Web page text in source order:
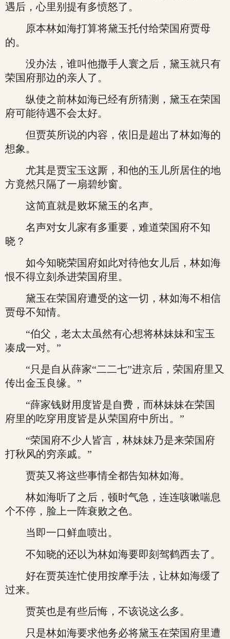
遇后，心里别提有多愤怒了。
原本林如海打算将黛玉托付给荣国府贾母
的。
没办法，谁叫他撒手人寰之后，黛玉就只有
荣国府那边的亲人了。
纵使之前林如海已经有所猜测，黛玉在荣国
府可能待遇不会太好。
但贾英所说的内容，依旧是超出了林如海的
想象。
尤其是贾宝玉这厮，和他的玉儿所居住的地
方竟然只隔了一扇碧纱窗。
这简直就是败坏黛玉的名声。
名声对女儿家有多重要，难道荣国府不知
晓？
如今知晓荣国府如此对待他女儿后，林如海
恨不得立刻杀进荣国府里。
黛玉在荣国府遭受的这一切，林如海不相信
贾母不知情。
“伯父，老太太虽然有心想将林妹妹和宝玉
凑成一对。”
“只是自从薛家“二二七”进京后，荣国府里又
传出金玉良缘。”
“薛家钱财用度皆是自费，而林妹妹在荣国
府里的吃穿用度皆是从荣国府中所出。”
“荣国府不少人皆言，林妹妹乃是来荣国府
打秋风的穷亲戚。”
贾英又将这些事情全都告知林如海。
林如海听了之后，顿时气急，连连咳嗽喘息
个不停，脸上一阵衰败之色。
当即一口鲜血喷出。
不知晓的还以为林如海要即刻驾鹤西去了。
好在贾英连忙使用按摩手法，让林如海缓了
过来。
贾英也是有些后悔，不该说这么多。
只是林如海要求他务必将黛玉在荣国府里遭